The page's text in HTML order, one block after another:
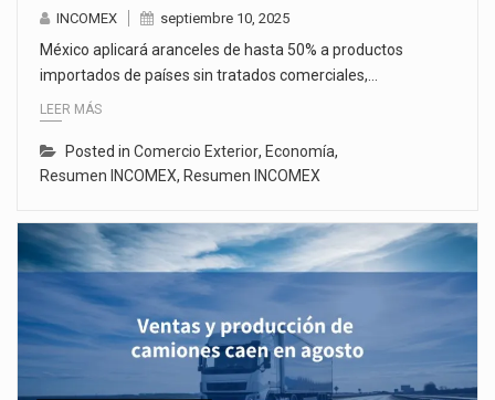
INCOMEX septiembre 10, 2025
México aplicará aranceles de hasta 50% a productos
importados de países sin tratados comerciales,…
LEER MÁS
Posted in Comercio Exterior, Economía,
Resumen INCOMEX, Resumen INCOMEX